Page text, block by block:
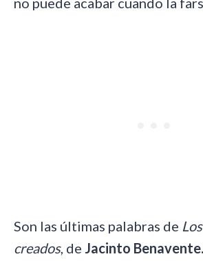
Son las últimas palabras de
creados, de Jacinto Benavente.